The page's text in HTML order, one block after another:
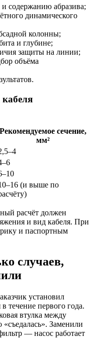
содержанию абразива;
динамического
колонны;
и глубине;
защиты на линии;
объёма
Рекомендуемое сечение,
мм²
(и выше по
расчёт должен
и вид кабеля. При
и паспортным
случаев,
установил
течение первого года.
втулка между
Заменили
— насос работает